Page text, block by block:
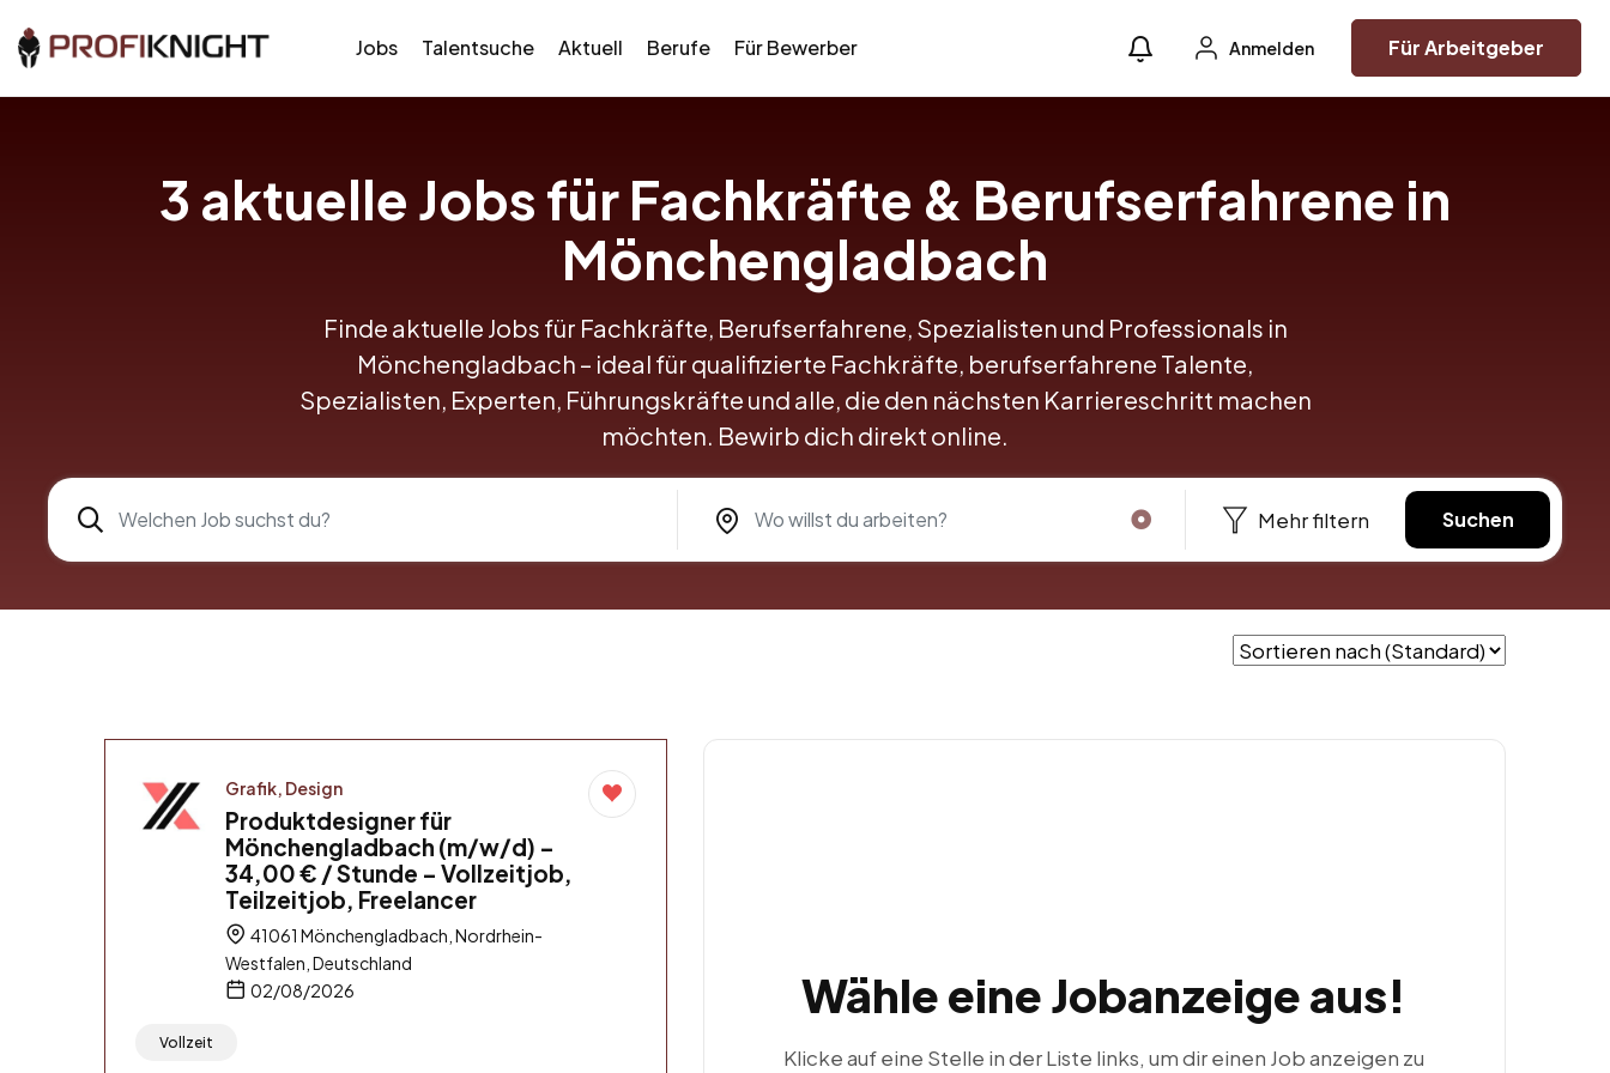
Jobs Talentsuche Aktuell Berufe Für Bewerber Anmelden Für Arbeitgeber
3 aktuelle Jobs für Fachkräfte & Berufserfahrene in
Mönchengladbach
Finde aktuelle Jobs für Fachkräfte, Berufserfahrene, Spezialisten und Professionals in
Mönchengladbach – ideal für qualifizierte Fachkräfte, berufserfahrene Talente,
Spezialisten, Experten, Führungskräfte und alle, die den nächsten Karriereschritt machen
möchten. Bewirb dich direkt online.
Mehr filtern Suchen
Grafik, Design
Produktdesigner für
Mönchengladbach (m/w/d) –
34,00 € / Stunde – Vollzeitjob,
Teilzeitjob, Freelancer
41061 Mönchengladbach, Nordrhein-
Westfalen, Deutschland
02/08/2026
Vollzeit
Wähle eine Jobanzeige aus!
Klicke auf eine Stelle in der Liste links, um dir einen Job anzeigen zu